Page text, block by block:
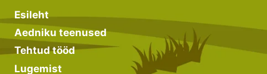
Esileht
Aedniku teenused
Tehtud tööd
Lugemist